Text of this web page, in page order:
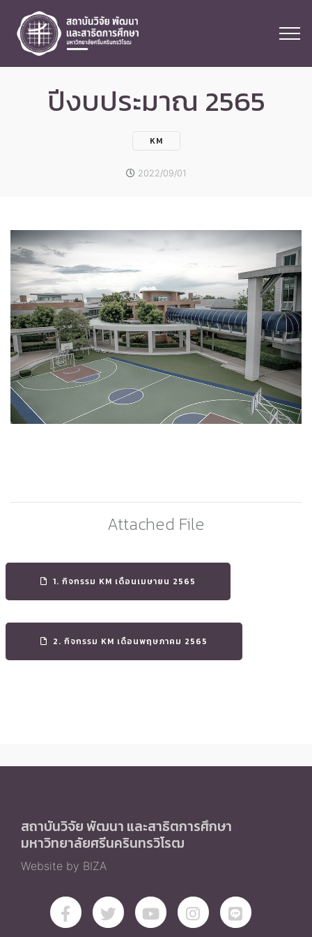
ปีงบประมาณ 2565
KM
2022/09/01
Attached File
1. กิจกรรม KM เดือนเมษายน 2565
2. กิจกรรม KM เดือนพฤษภาคม 2565
สถาบันวิจัย พัฒนา และสาธิตการศึกษา
มหาวิทยาลัยศรีนครินทรวิโรฒ
Website by BIZA